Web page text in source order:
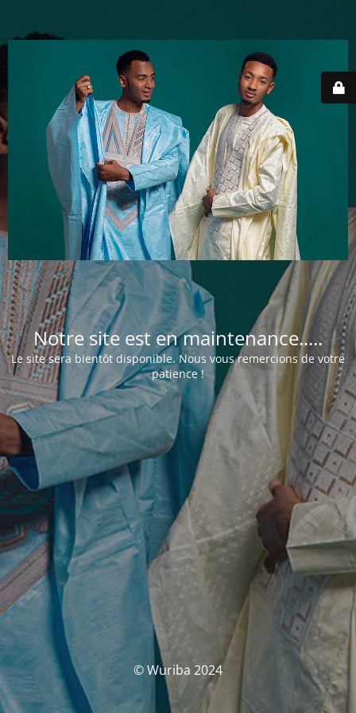
Notre site est en maintenance.....
Le site sera bientôt disponible. Nous vous remercions de votre
patience !
© Wuriba 2024